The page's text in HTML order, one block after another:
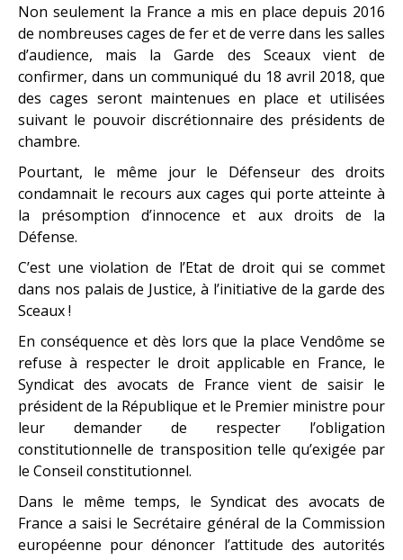
Non seulement la France a mis en place depuis 2016
de nombreuses cages de fer et de verre dans les salles
d’audience, mais la Garde des Sceaux vient de
confirmer, dans un communiqué du 18 avril 2018, que
des cages seront maintenues en place et utilisées
suivant le pouvoir discrétionnaire des présidents de
chambre.
Pourtant, le même jour le Défenseur des droits
condamnait le recours aux cages qui porte atteinte à
la présomption d’innocence et aux droits de la
Défense.
C’est une violation de l’Etat de droit qui se commet
dans nos palais de Justice, à l’initiative de la garde des
Sceaux !
En conséquence et dès lors que la place Vendôme se
refuse à respecter le droit applicable en France, le
Syndicat des avocats de France vient de saisir le
président de la République et le Premier ministre pour
leur demander de respecter l’obligation
constitutionnelle de transposition telle qu’exigée par
le Conseil constitutionnel.
Dans le même temps, le Syndicat des avocats de
France a saisi le Secrétaire général de la Commission
européenne pour dénoncer l’attitude des autorités